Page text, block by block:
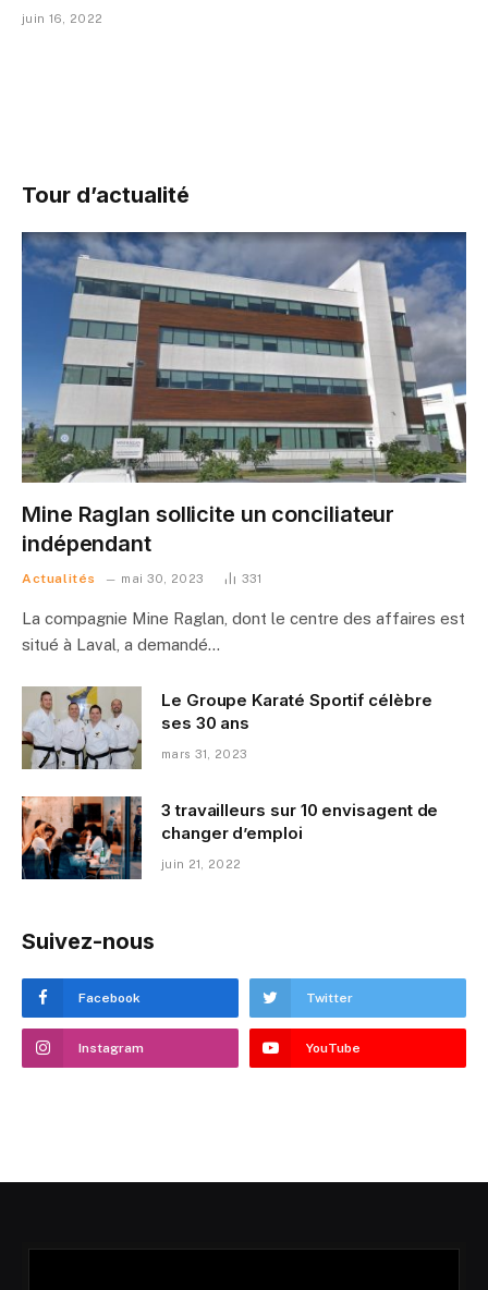
juin 16, 2022
Tour d’actualité
Mine Raglan sollicite un conciliateur
indépendant
Actualités mai 30, 2023 331
La compagnie Mine Raglan, dont le centre des affaires est
situé à Laval, a demandé…
Le Groupe Karaté Sportif célèbre
ses 30 ans
mars 31, 2023
3 travailleurs sur 10 envisagent de
changer d’emploi
juin 21, 2022
Suivez-nous
Facebook Twitter
Instagram YouTube